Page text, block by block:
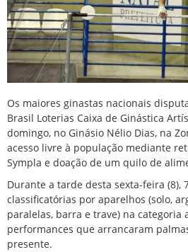
Os maiores ginastas nacionais
Brasil Loterias Caixa de Ginástica
domingo, no Ginásio Nélio Dias, na
acesso livre à população mediante
Sympla e doação de um quilo de
Durante a tarde desta sexta-feira (8),
classificatórias por aparelhos (solo,
paralelas, barra e trave) na categoria
performances que arrancaram
presente.